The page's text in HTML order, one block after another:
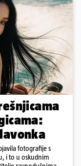
fotografije s
i to u oskudnim